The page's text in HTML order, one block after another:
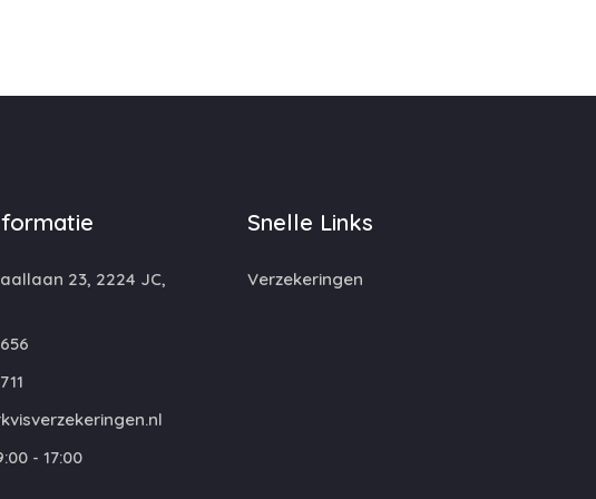
23, 2224 JC,
- 17:00
Snelle Links
Verzekeringen